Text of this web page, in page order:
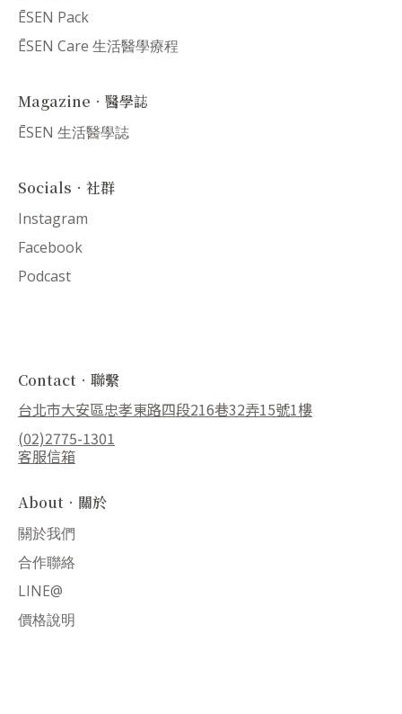
ĒSEN Pack
ĒSEN Care 生活醫學療程
Magazine．醫學誌
ĒSEN 生活醫學誌
Socials．社群
Instagram
Facebook
Podcast
Contact．聯繫
台北市大安區忠孝東路四段216巷32弄15號1樓
(02)2775-1301
客服信箱
About．關於
關於我們
合作聯絡
LINE@
價格說明